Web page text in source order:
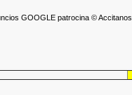
GOOGLE patrocina ©